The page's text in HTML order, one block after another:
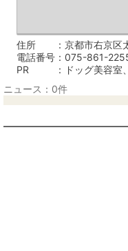
住所
京都市右京区
電話番号
075-861-
PR
ドッグ美容室
ニュース：0件